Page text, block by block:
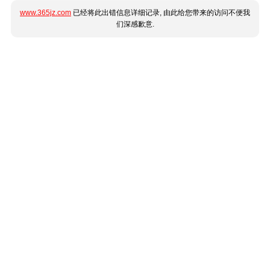
www.365jz.com 已经将此出错信息详细记录, 由此给您带来的访问不便我
们深感歉意.